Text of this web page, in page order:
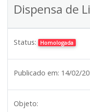
Dispensa de
Status: Homologada
Publicado em: 14/02/
Objeto: